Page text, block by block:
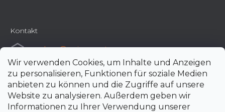
Wir verwenden Cookies, um Inhalte und Anzeigen
zu personalisieren, Funktionen für soziale Medien
anbieten zu können und die Zugriffe auf unsere
Website zu analysieren. Außerdem geben wir
Informationen zu Ihrer Verwendung unserer
Kontakt
e-shop@uni-max.at
+420 266 190 190